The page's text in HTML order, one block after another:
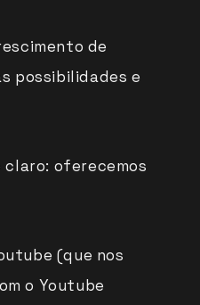
de
possibilidades e
claro: oferecemos
(que nos
o Youtube